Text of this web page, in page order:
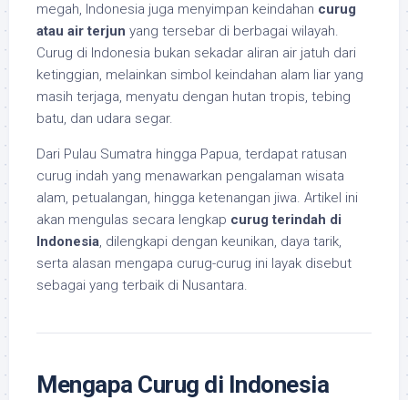
megah, Indonesia juga menyimpan keindahan curug
atau air terjun yang tersebar di berbagai wilayah.
Curug di Indonesia bukan sekadar aliran air jatuh dari
ketinggian, melainkan simbol keindahan alam liar yang
masih terjaga, menyatu dengan hutan tropis, tebing
batu, dan udara segar.
Dari Pulau Sumatra hingga Papua, terdapat ratusan
curug indah yang menawarkan pengalaman wisata
alam, petualangan, hingga ketenangan jiwa. Artikel ini
akan mengulas secara lengkap curug terindah di
Indonesia, dilengkapi dengan keunikan, daya tarik,
serta alasan mengapa curug-curug ini layak disebut
sebagai yang terbaik di Nusantara.
Mengapa Curug di Indonesia